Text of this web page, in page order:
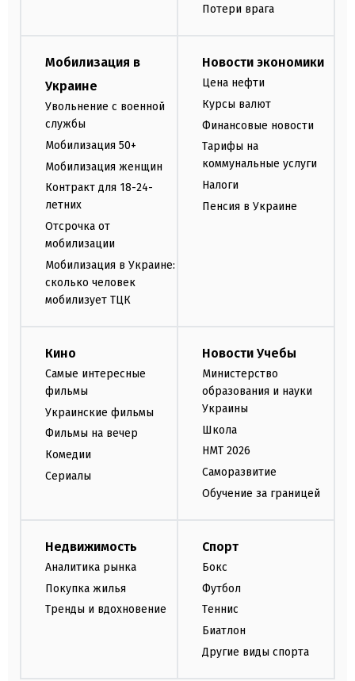
Потери врага
Мобилизация в
Украине
Увольнение с военной
службы
Мобилизация 50+
Мобилизация женщин
Контракт для 18-24-
летних
Отсрочка от
мобилизации
Мобилизация в Украине:
сколько человек
мобилизует ТЦК
Новости экономики
Цена нефти
Курсы валют
Финансовые новости
Тарифы на
коммунальные услуги
Налоги
Пенсия в Украине
Кино
Самые интересные
фильмы
Украинские фильмы
Фильмы на вечер
Комедии
Сериалы
Новости Учебы
Министерство
образования и науки
Украины
Школа
НМТ 2026
Саморазвитие
Обучение за границей
Недвижимость
Аналитика рынка
Покупка жилья
Тренды и вдохновение
Спорт
Бокс
Футбол
Теннис
Биатлон
Другие виды спорта